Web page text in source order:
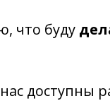
что буду
доступны